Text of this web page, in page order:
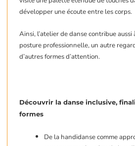
développer une écoute entre les corps.
Ainsi, l’atelier de danse contribue
posture professionnelle, un autre
d’autres formes d’attention.
Découvrir la danse inclusive,
formes
De la handidanse comme